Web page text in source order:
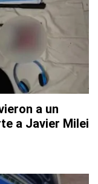
a un
a Javier Milei